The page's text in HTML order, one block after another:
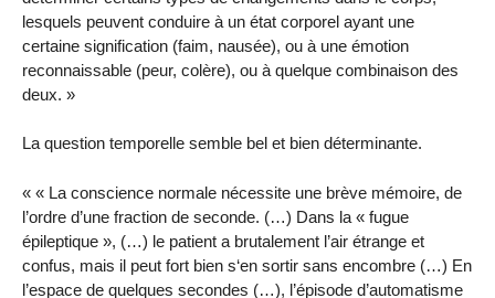
lesquels peuvent conduire à un état corporel ayant une
certaine signification (faim, nausée), ou à une émotion
reconnaissable (peur, colère), ou à quelque combinaison des
deux. »
La question temporelle semble bel et bien déterminante.
« « La conscience normale nécessite une brève mémoire, de
l’ordre d’une fraction de seconde. (…) Dans la « fugue
épileptique », (…) le patient a brutalement l’air étrange et
confus, mais il peut fort bien s‘en sortir sans encombre (…) En
l’espace de quelques secondes (…), l’épisode d’automatisme